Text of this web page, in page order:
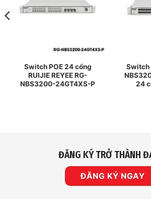
Switch POE 24 cổng
RUIJIE REYEE RG-
NBS3200-24GT4XS-P
Switch
24
ĐĂNG KÝ TRỞ THÀNH
ĐĂNG KÝ NGAY